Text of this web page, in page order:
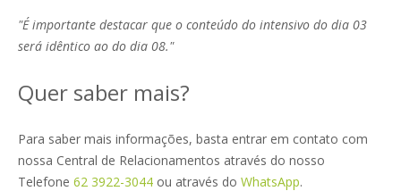
"É importante destacar que o conteúdo do intensivo do dia 03
será idêntico ao do dia 08."
Quer saber mais?
Para saber mais informações, basta entrar em contato com
nossa Central de Relacionamentos através do nosso
Telefone 62 3922-3044 ou através do WhatsApp.